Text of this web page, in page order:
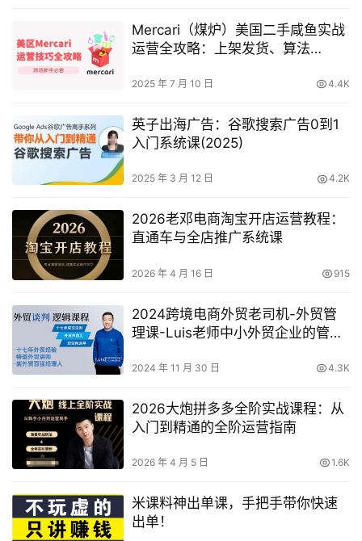
Mercari（煤炉）美国二手咸鱼实战
运营全攻略：上架发货、算法
2025 年 7 月 10 日 4.4K
英子出海广告：谷歌搜索广告0到1
入门系统课(2025)
2025 年 3 月 12 日 4.2K
2026老邓电商淘宝开店运营教程：
直通车与全店推广系统课
2026 年 4 月 16 日 915
2024跨境电商外贸老司机-外贸管
理课-Luis老师中小外贸企业的管理
2024 年 11 月 30 日 4.3K
2026大炮拼多多全阶实战课程：从
入门到精通的全阶运营指南
2026 年 4 月 5 日 1.6K
米课料神出单课，手把手带你快速
出单！